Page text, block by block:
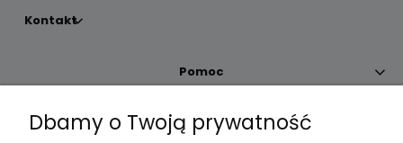
Kontakt
Pomoc
Moje konto
Dbamy o Twoją prywatność